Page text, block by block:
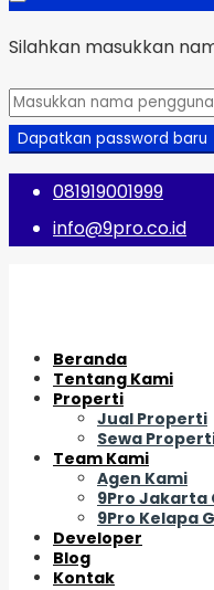
Silahkan masukkan
Dapatkan password baru
081919001999
info@9pro.co.id
Beranda
Tentang Kami
Properti
Jual Properti
Sewa
Team Kami
Agen Kami
9Pro Jakarta
9Pro Kelapa
Developer
Blog
Kontak